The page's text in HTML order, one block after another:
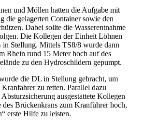
und Möllen hatten die Aufgabe mit
die gelagerten Container sowie den
Dabei sollte die Wasserentnahme
Die Kollegen der Einheit Löhnen
in Stellung. Mittels TS8/8 wurde dann
Rhein rund 15 Meter hoch auf des
zu den Hydroschildern gepumpt.
die DL in Stellung gebracht, um
zu retten. Parallel dazu
ausgestattete Kollegen
des Brückenkrans zum Kranführer hoch,
erste Hilfe zu leisten.